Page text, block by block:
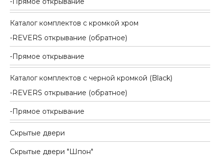
Каталог комплектов c кромкой хром
REVERS открывание (обратное)
Прямое открывание
Каталог комплектов c черной кромкой (Black)
REVERS открывание (обратное)
Прямое открывание
Скрытые двери
Скрытые двери "Шпон"